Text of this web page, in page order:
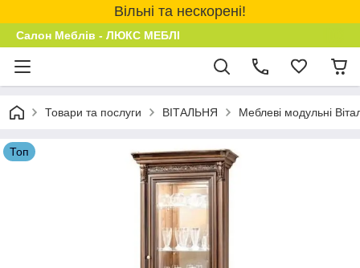
Вільні та нескорені!
Салон Меблів - ЛЮКС МЕБЛІ
Товари та послуги ВІТАЛЬНЯ Меблеві модульні
Топ